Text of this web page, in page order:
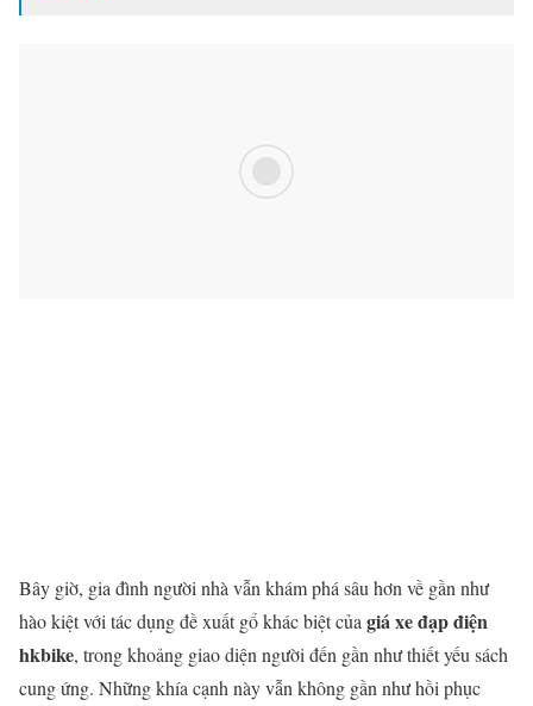
Bây giờ, gia đình người nhà vẫn khám phá sâu hơn về gần như
hào kiệt với tác dụng đề xuất gổ khác biệt của giá xe đạp điện
hkbike, trong khoảng giao diện người đến gần như thiết yếu sách
cung ứng. Những khía cạnh này vẫn không gần như hồi phục